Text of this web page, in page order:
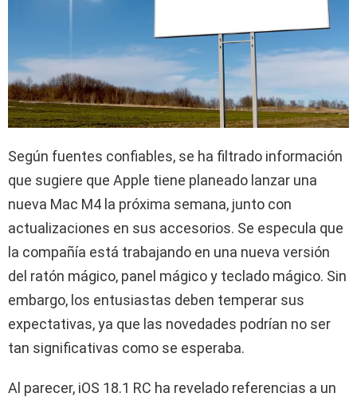
Según fuentes confiables, se ha filtrado información
que sugiere que Apple tiene planeado lanzar una
nueva Mac M4 la próxima semana, junto con
actualizaciones en sus accesorios. Se especula que
la compañía está trabajando en una nueva versión
del ratón mágico, panel mágico y teclado mágico. Sin
embargo, los entusiastas deben temperar sus
expectativas, ya que las novedades podrían no ser
tan significativas como se esperaba.
Al parecer, iOS 18.1 RC ha revelado referencias a un